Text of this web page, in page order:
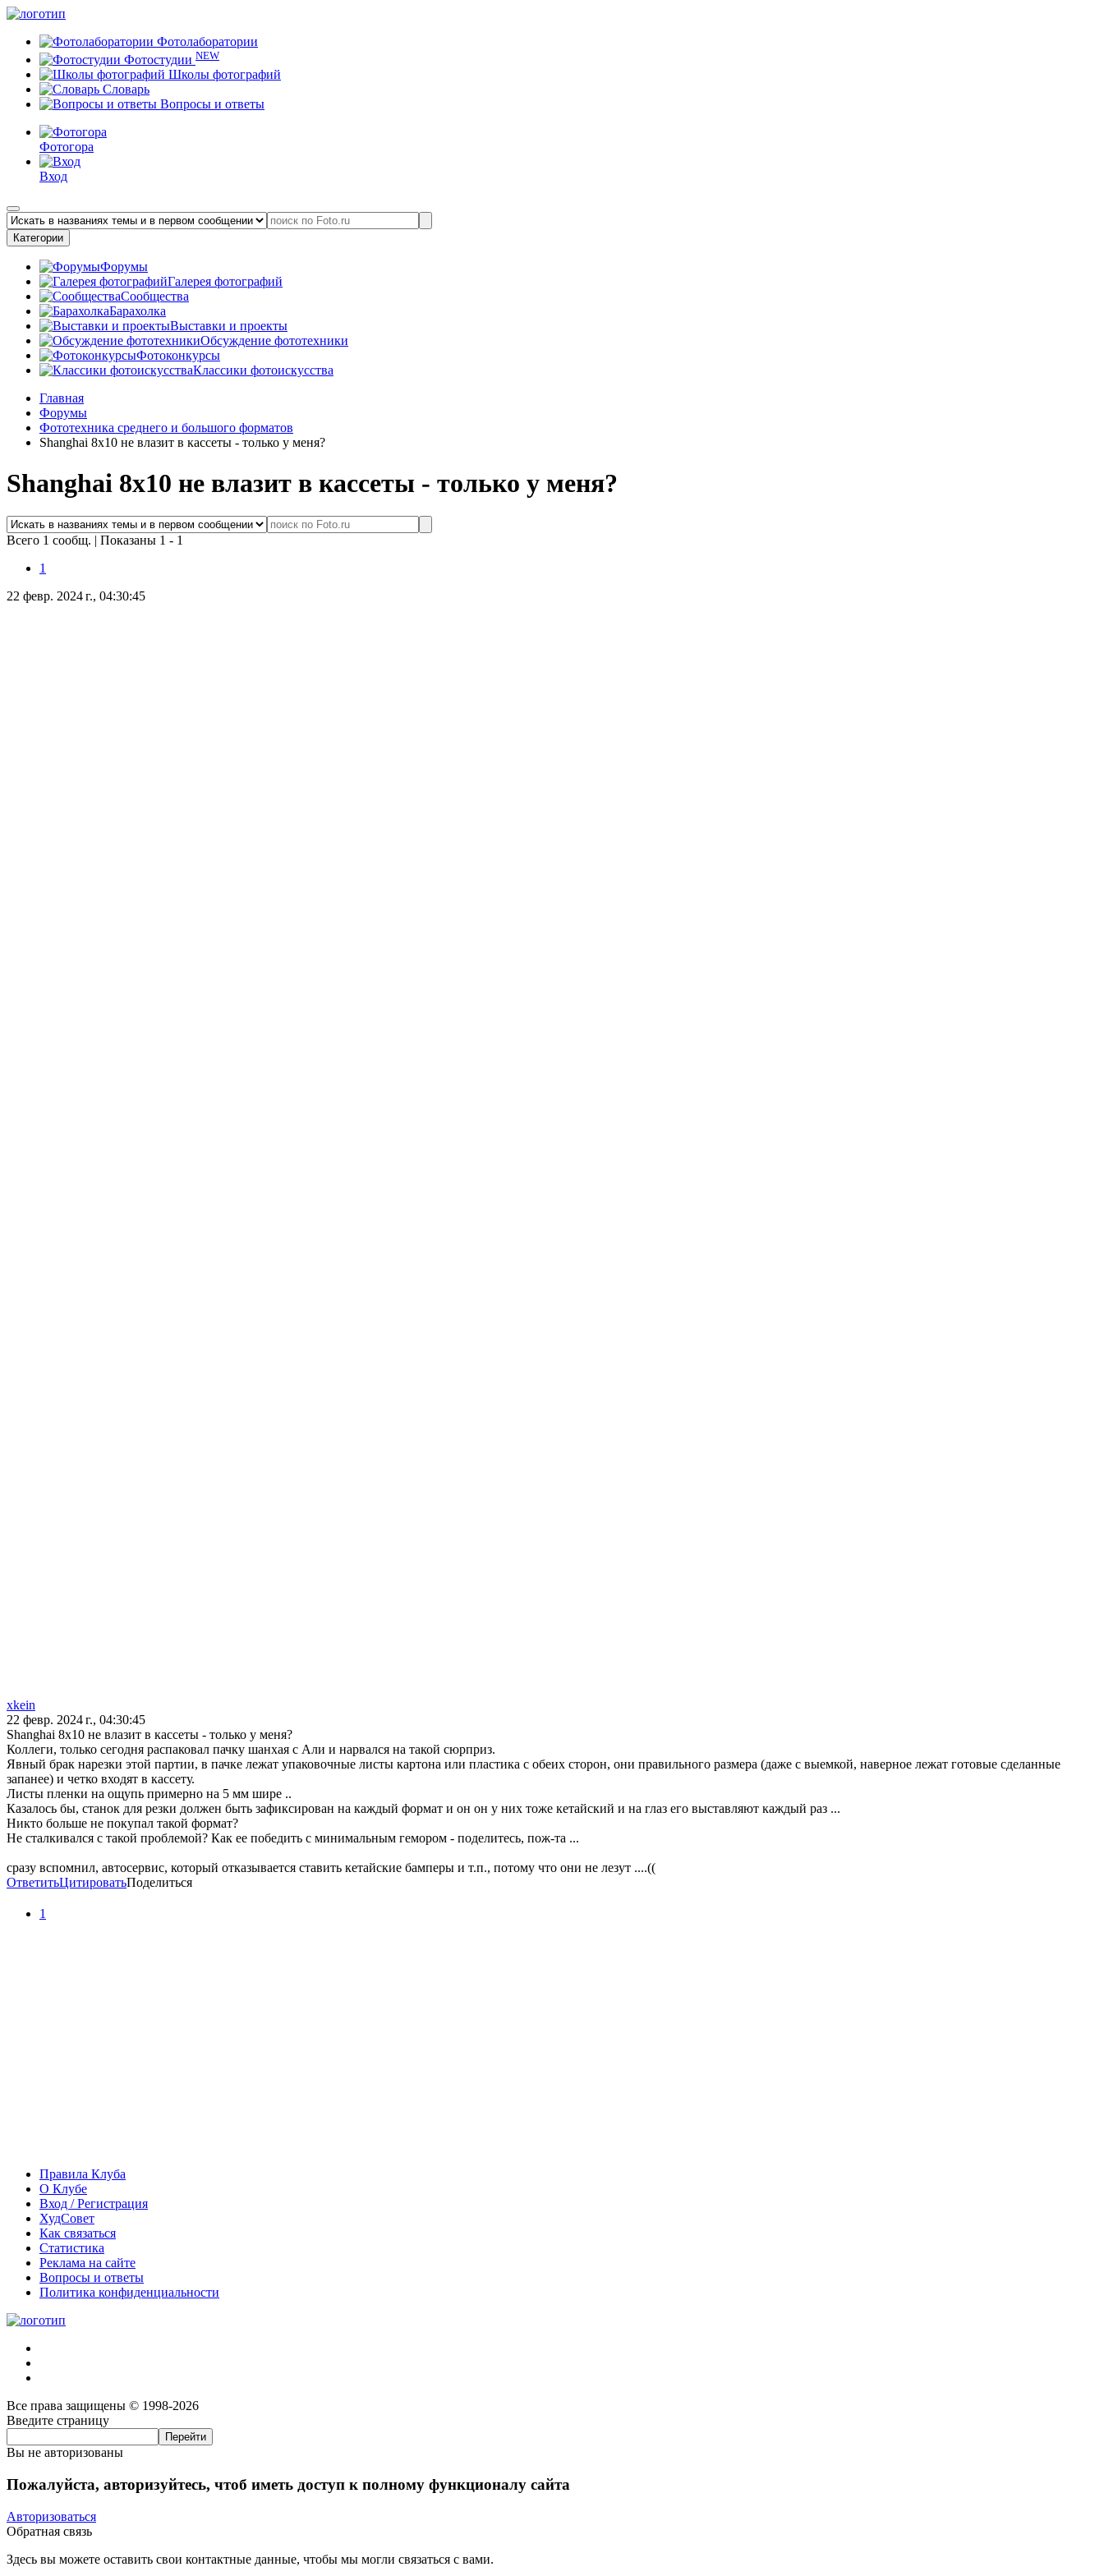
Фотолаборатории
Фотостудии NEW
Школы фотографий
Словарь
Вопросы и ответы
Фотогора
Вход
Категории
Форумы
Галерея фотографий
Сообщества
Барахолка
Выставки и проекты
Обсуждение фототехники
Фотоконкурсы
Классики фотоискусства
Главная
Форумы
Фототехника среднего и большого форматов
Shanghai 8x10 не влазит в кассеты - только у меня?
Shanghai 8x10 не влазит в кассеты - только у меня?
Всего 1 сообщ. | Показаны 1 - 1
1
22 февр. 2024 г., 04:30:45
xkein
22 февр. 2024 г., 04:30:45
Shanghai 8x10 не влазит в кассеты - только у меня?
Коллеги, только сегодня распаковал пачку шанхая с Али и нарвался на такой сюрприз.
Явный брак нарезки этой партии, в пачке лежат упаковочные листы картона или пластика с обеих сторон, они правильного размера (даже с выемкой, наверное лежат готовые сделанные
запанее) и четко входят в кассету.
Листы пленки на ощупь примерно на 5 мм шире ..
Казалось бы, станок для резки должен быть зафиксирован на каждый формат и он он у них тоже кетайский и на глаз его выставляют каждый раз ...
Никто больше не покупал такой формат?
Не сталкивался с такой проблемой? Как ее победить с минимальным гемором - поделитесь, пож-та ...
сразу вспомнил, автосервис, который отказывается ставить кетайские бамперы и т.п., потому что они не лезут ....((
ОтветитьЦитироватьПоделиться
1
Правила Клуба
О Клубе
Вход / Регистрация
ХудСовет
Как связаться
Статистика
Реклама на сайте
Вопросы и ответы
Политика конфиденциальности
Все права защищены © 1998-2026
Введите страницу
Вы не авторизованы
Пожалуйста, авторизуйтесь, чтоб иметь доступ к полному функционалу сайта
Авторизоваться
Обратная связь
Здесь вы можете оставить свои контактные данные, чтобы мы могли связаться с вами.